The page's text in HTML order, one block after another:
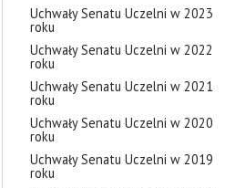
Uchwały Senatu Uczelni w 2023
roku
Uchwały Senatu Uczelni w 2022
roku
Uchwały Senatu Uczelni w 2021
roku
Uchwały Senatu Uczelni w 2020
roku
Uchwały Senatu Uczelni w 2019
roku